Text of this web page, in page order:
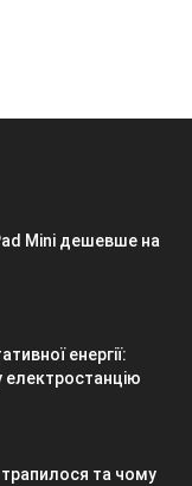
Mini дешевше на
енергії:
електростанцію
та чому